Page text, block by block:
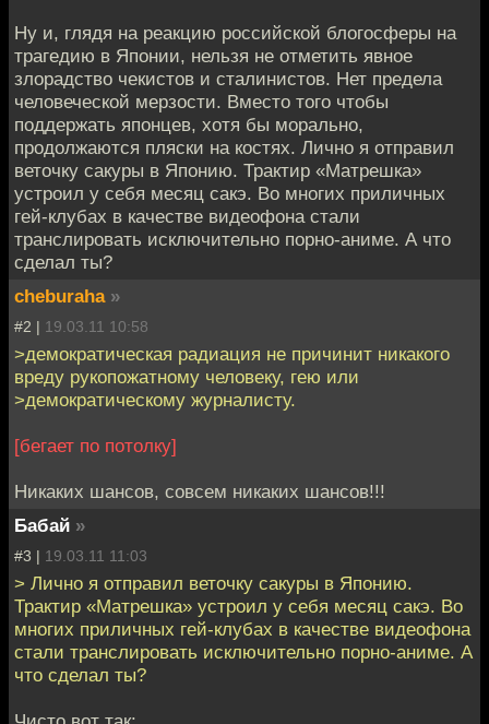
Ну и, глядя на реакцию российской блогосферы на
трагедию в Японии, нельзя не отметить явное
злорадство чекистов и сталинистов. Нет предела
человеческой мерзости. Вместо того чтобы
поддержать японцев, хотя бы морально,
продолжаются пляски на костях. Лично я отправил
веточку сакуры в Японию. Трактир «Матрешка»
устроил у себя месяц сакэ. Во многих приличных
гей-клубах в качестве видеофона стали
транслировать исключительно порно-аниме. А что
сделал ты?
cheburaha »
#2 | 19.03.11 10:58
>демократическая радиация не причинит никакого
вреду рукопожатному человеку, гею или
>демократическому журналисту.
[бегает по потолку]
Никаких шансов, совсем никаких шансов!!!
Бабай »
#3 | 19.03.11 11:03
> Лично я отправил веточку сакуры в Японию.
Трактир «Матрешка» устроил у себя месяц сакэ. Во
многих приличных гей-клубах в качестве видеофона
стали транслировать исключительно порно-аниме. А
что сделал ты?